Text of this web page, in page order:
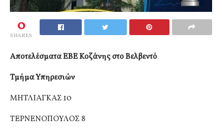
0
SHARES
Αποτελέσματα ΕΒΕ Κοζάνης στο Βελβεντό
Τμήμα Υπηρεσιών
ΜΗΤΛΙΑΓΚΑΣ 10
ΤΕΡΝΕΝΟΠΟΥΛΟΣ 8